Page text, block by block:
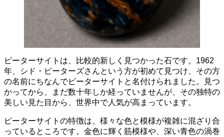
ピーターサイトは、比較的新しく見つかった石です。 1962
年、
シド・ピーターズさんという方が初めて見つけ、その方
の名前にちなんでピーターサイトと名付けられました。
見つ
かってから、まだ数十年しか経っていませんが、その独特の
美しい見た目から、世界中で人気が高まっています。
ピーターサイトの特徴は、 様々な色と模様が複雑に混ざり合
っているところです。 金色に輝く筋模様や、深い青色の渦巻